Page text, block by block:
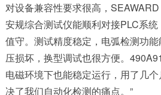
对设备兼容性要求很高，
安规综合测试仪能顺利对接PLC系
值守。测试精度稳定，电弧检测功
压损坏，换型调试也很方便。
电磁环境下也能稳定运行，用了几
决了我们自动化检测的痛点。”